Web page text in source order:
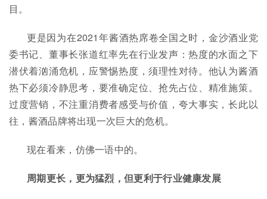
目。
更是因为在2021年酱酒热席卷全国之时，金沙酒业党
委书记、董事长张道红率先在行业发声：热度的水面之下
潜伏着汹涌危机，应警惕热度，须理性对待。他认为酱酒
热下必须冷静思考，要准确定位、抢先占位、精准施策。
过度营销，不注重消费者感受与价值，夸大事实，长此以
往，酱酒品牌将出现一次巨大的危机。
现在看来，仿佛一语中的。
周期更长，更为猛烈，但更利于行业健康发展